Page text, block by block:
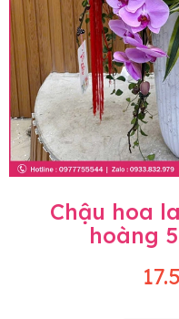
Chậu hoa
hoàng